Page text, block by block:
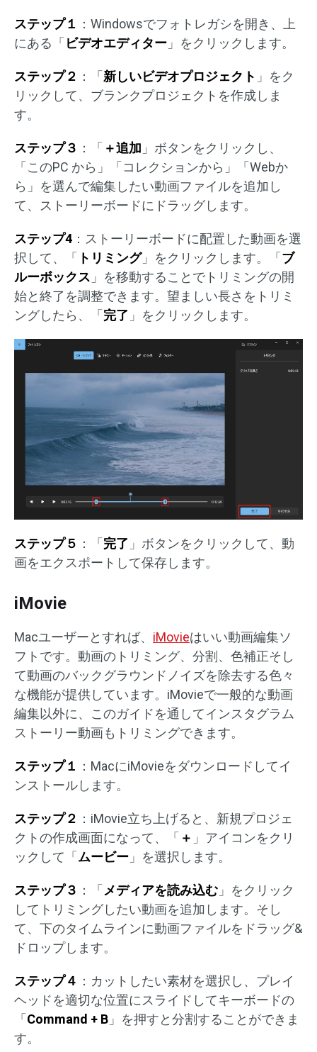
ステップ１ ：Windowsでフォトレガシを開き、上
にある「ビデオエディター 」をクリックします。
ステップ２ ：「新しいビデオプロジェクト 」をク
リックして、ブランクプロジェクトを作成しま
す。
ステップ３ ：「 ＋追加 」ボタンをクリックし、
「このPC から」「コレクションから」「Webか
ら」を選んで編集したい動画ファイルを追加し
て、ストーリーボードにドラッグします。
ステップ4 ：ストーリーボードに配置した動画を選
択して、「 トリミング」をクリックします。「ブ
ルーボックス 」を移動することでトリミングの開
始と終了を調整できます。望ましい長さをトリミ
ングしたら、「完了 」をクリックします。
ステップ５ ：「 完了 」ボタンをクリックして、動
画をエクスポートして保存します。
iMovie
Macユーザーとすれば、 iMovieはいい動画編集ソ
フトです。動画のトリミング、分割、色補正そし
て動画のバックグラウンドノイズを除去する色々
な機能が提供しています。iMovieで一般的な動画
編集以外に、このガイドを通してインスタグラム
ストーリー動画もトリミングできます。
ステップ１ ：MacにiMovieをダウンロードしてイ
ンストールします。
ステップ２ ：iMovie立ち上げると、新規プロジェ
クトの作成画面になって、「 ＋ 」アイコンをクリ
ックして「 ムービー 」を選択します。
ステップ３ ：「 メディアを読み込む 」をクリック
してトリミングしたい動画を追加します。そし
て、下のタイムラインに動画ファイルをドラッグ&
ドロップします。
ステップ４ ：カットしたい素材を選択し、プレイ
ヘッドを適切な位置にスライドしてキーボードの
「 Command + B 」を押すと分割することができま
す。